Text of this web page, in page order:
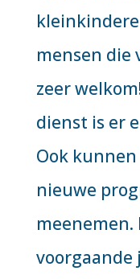
mensen die
zeer
dienst is er
Ook
nieuwe
voorgaande